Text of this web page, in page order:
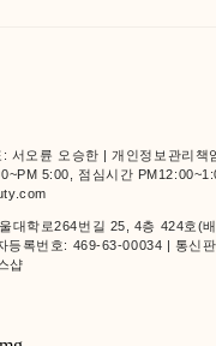
서오륜 오승한 | 개인정보관리책
5:00, 점심시간
대학로264번길 25, 4층 424호(
등록번호: 469-63-00034 | 통신
샵